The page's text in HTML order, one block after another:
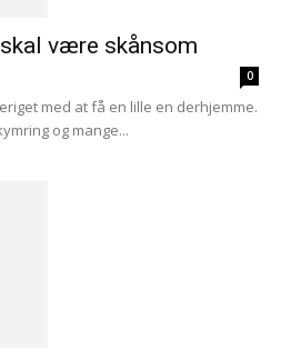
være skånsom
0
med at få en lille en derhjemme.
og mange...